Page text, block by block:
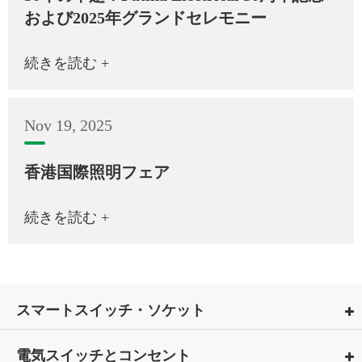
および2025年グランドセレモニー
続きを読む +
Nov 19, 2025
香港国際照明フェア
続きを読む +
スマートスイッチ・ソケット
電気スイッチとコンセント